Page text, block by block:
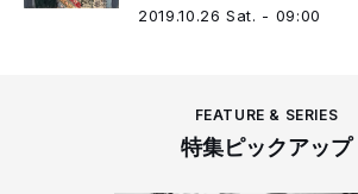
2019.10.26 Sat. - 09:00
FEATURE & SERIES
特集ピックアップ